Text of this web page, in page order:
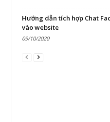
Hướng dẫn tích hợp Chat
vào website
09/10/2020